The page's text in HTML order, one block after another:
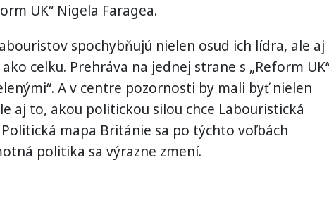
UK“ Nigela Faragea.
spochybňujú nielen osud ich lídra, ale aj
celku. Prehráva na jednej strane s „Reform
A v centre pozornosti by mali byť nielen
aj to, akou politickou silou chce Labouristická
mapa Británie sa po týchto voľbách
politika sa výrazne zmení.